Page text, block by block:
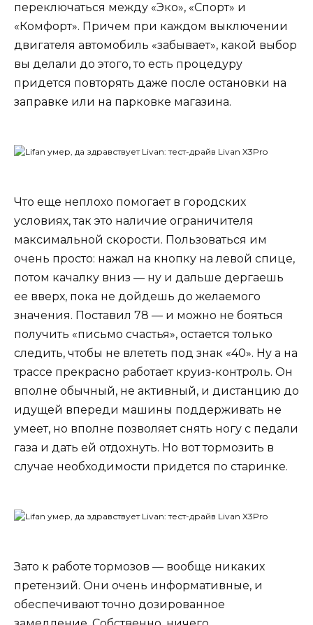
переключаться между «Эко», «Спорт» и
«Комфорт». Причем при каждом выключении
двигателя автомобиль «забывает», какой выбор
вы делали до этого, то есть процедуру
придется повторять даже после остановки на
заправке или на парковке магазина.
Что еще неплохо помогает в городских
условиях, так это наличие ограничителя
максимальной скорости. Пользоваться им
очень просто: нажал на кнопку на левой спице,
потом качалку вниз — ну и дальше дергаешь
ее вверх, пока не дойдешь до желаемого
значения. Поставил 78 — и можно не бояться
получить «письмо счастья», остается только
следить, чтобы не влететь под знак «40». Ну а на
трассе прекрасно работает круиз-контроль. Он
вполне обычный, не активный, и дистанцию до
идущей впереди машины поддерживать не
умеет, но вполне позволяет снять ногу с педали
газа и дать ей отдохнуть. Но вот тормозить в
случае необходимости придется по старинке.
Зато к работе тормозов — вообще никаких
претензий. Они очень информативные, и
обеспечивают точно дозированное